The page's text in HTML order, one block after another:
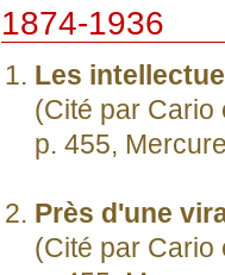
1874-1936
Les
(Cité par
p. 455,
Près d'une
(Cité par